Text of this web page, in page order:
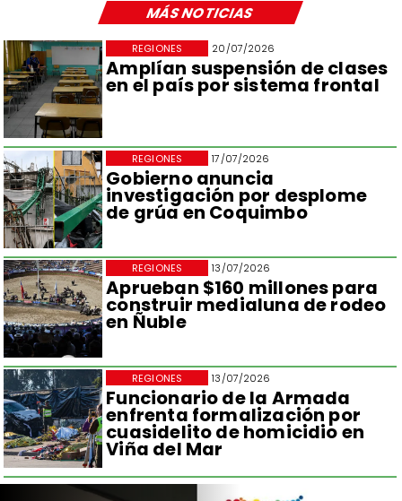
MÁS NOTICIAS
20/07/2026
Amplían suspensión de clases
en el país por sistema frontal
REGIONES
17/07/2026
Gobierno anuncia
investigación por desplome
de grúa en Coquimbo
REGIONES
13/07/2026
Aprueban $160 millones para
construir medialuna de rodeo
en Ñuble
REGIONES
13/07/2026
Funcionario de la Armada
enfrenta formalización por
cuasidelito de homicidio en
Viña del Mar
REGIONES